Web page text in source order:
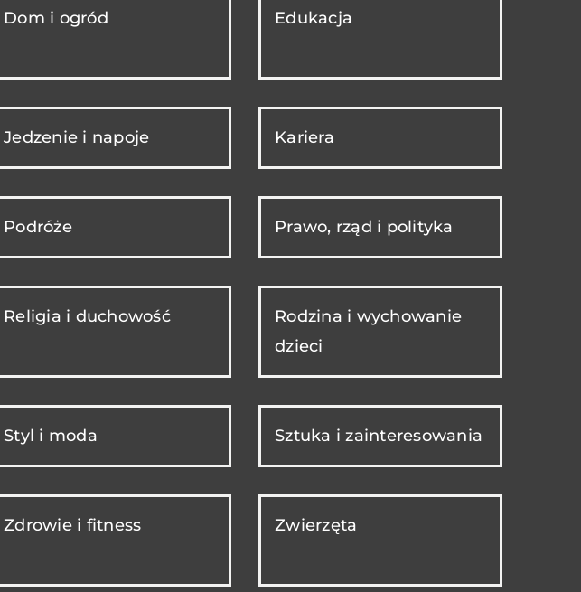
Dom i ogród Edukacja
Jedzenie i napoje Kariera
Podróże Prawo, rząd i polityka
Religia i duchowość
Rodzina i wychowanie
dzieci
Styl i moda Sztuka i zainteresowania
Zdrowie i fitness Zwierzęta